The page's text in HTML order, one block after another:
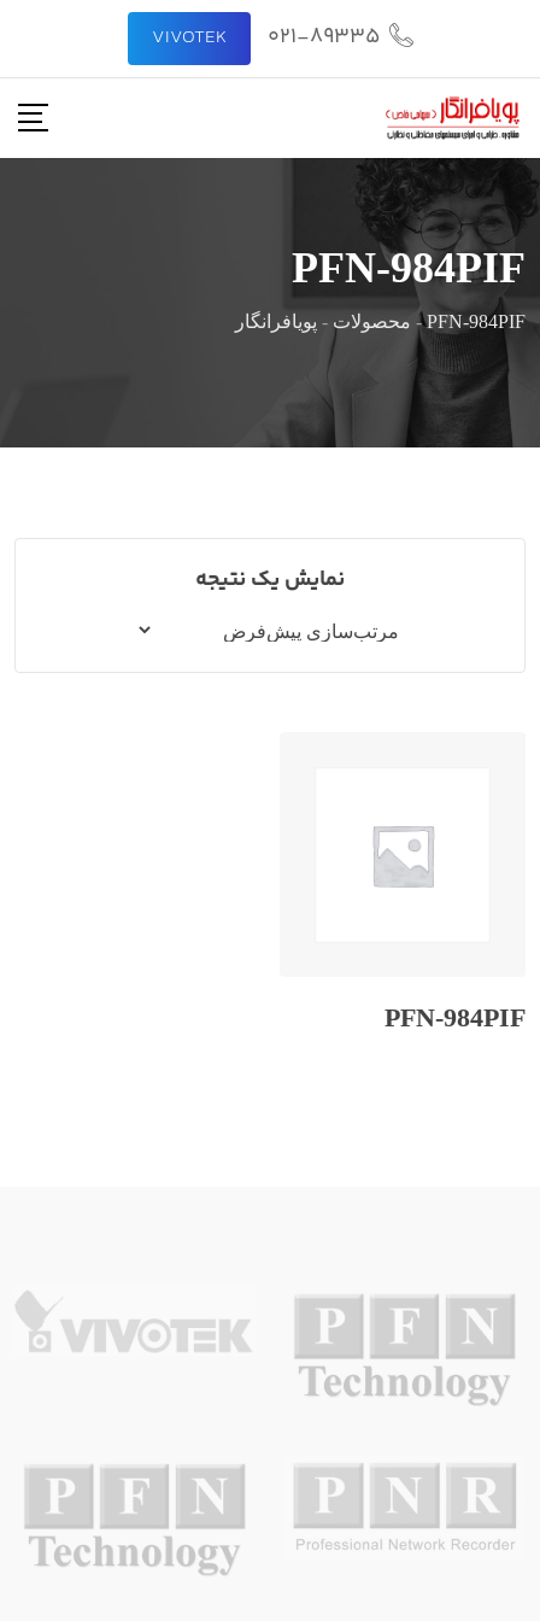
محتوا
021-89335
VIVOTEK
PFN-984PIF
PFN-984PIF
- محصولات - پویافرانگار
نمایش یک نتیجه
PFN-984PIF